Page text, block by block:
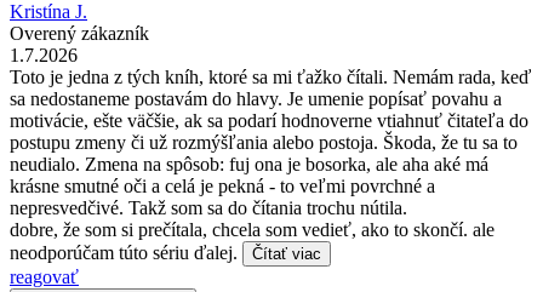
Kristína J.
Overený zákazník
1.7.2026
Toto je jedna z tých kníh, ktoré sa mi ťažko čítali. Nemám rada, keď
sa nedostaneme postavám do hlavy. Je umenie popísať povahu a
motivácie, ešte väčšie, ak sa podarí hodnoverne vtiahnuť čitateľa do
postupu zmeny či už rozmýšľania alebo postoja. Škoda, že tu sa to
neudialo. Zmena na spôsob: fuj ona je bosorka, ale aha aké má
krásne smutné oči a celá je pekná - to veľmi povrchné a
nepresvedčivé. Takž som sa do čítania trochu nútila.
dobre, že som si prečítala, chcela som vedieť, ako to skončí. ale
neodporúčam túto sériu ďalej.
Čítať viac
reagovať